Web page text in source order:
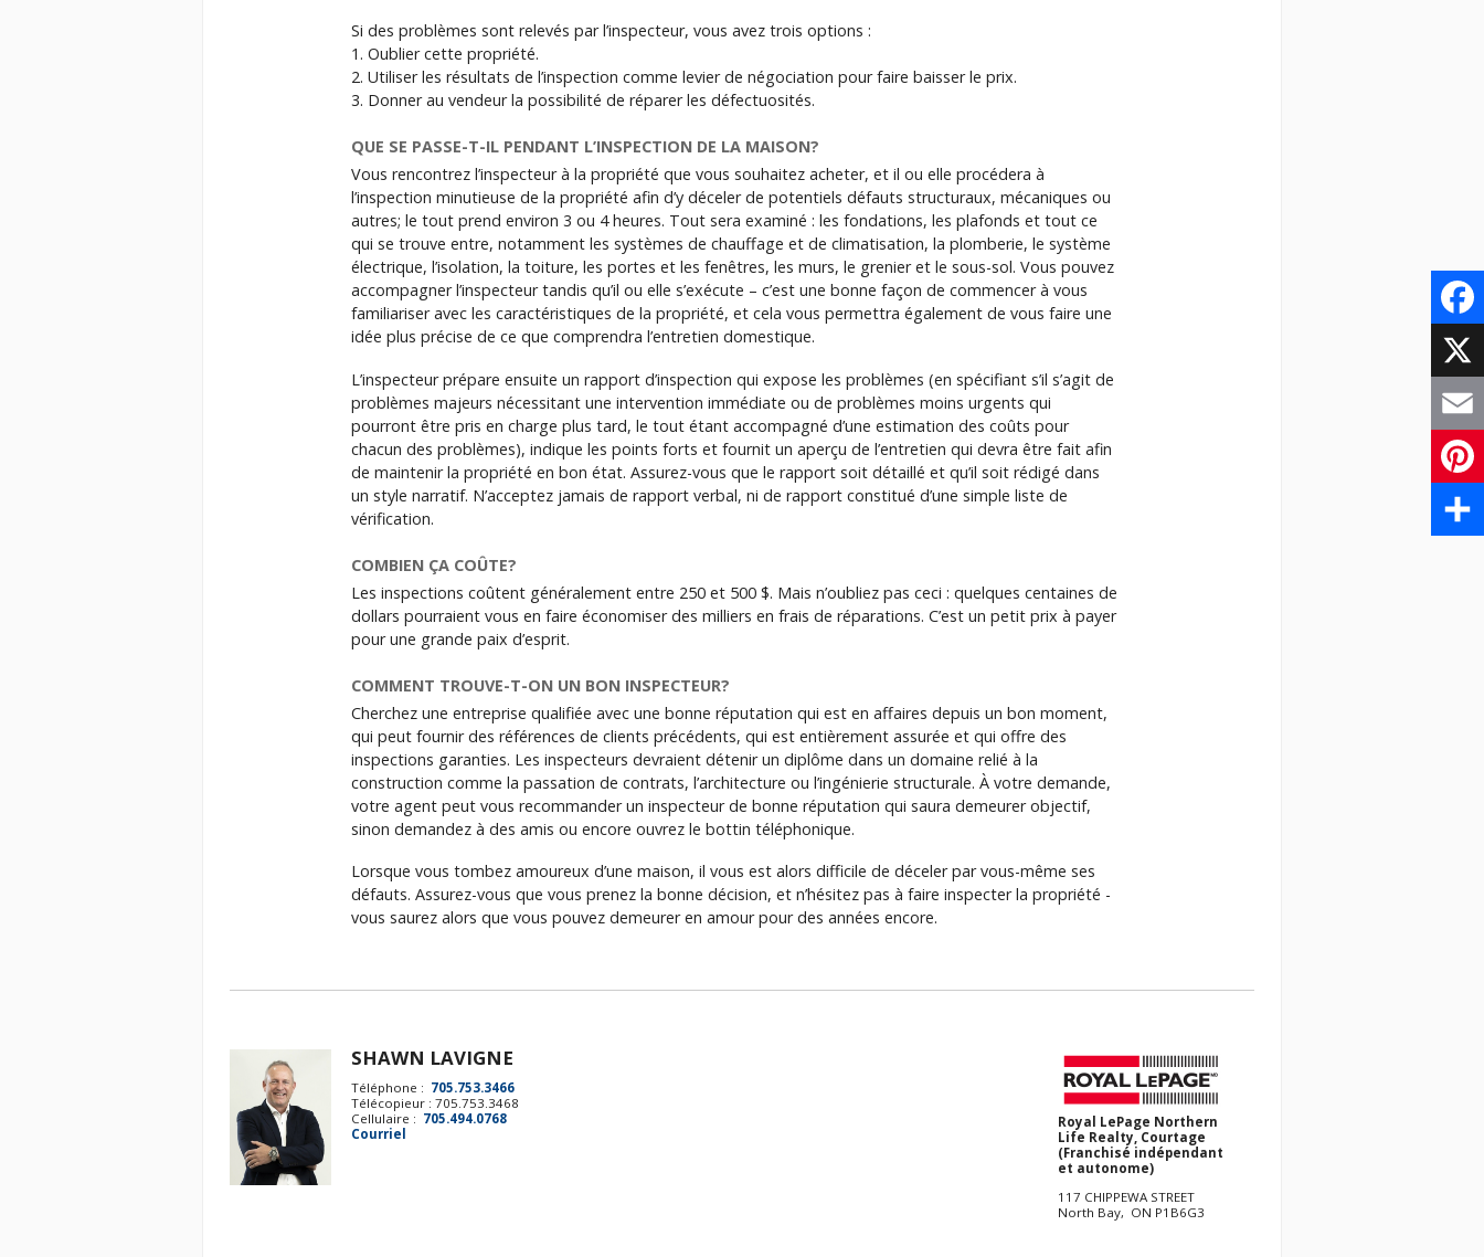
Si des problèmes sont relevés par l’inspecteur, vous avez trois options :
1. Oublier cette propriété.
2. Utiliser les résultats de l’inspection comme levier de négociation pour faire baisser le prix.
3. Donner au vendeur la possibilité de réparer les défectuosités.
QUE SE PASSE-T-IL PENDANT L’INSPECTION DE LA MAISON?
Vous rencontrez l’inspecteur à la propriété que vous souhaitez acheter, et il ou elle procédera à
l’inspection minutieuse de la propriété afin d’y déceler de potentiels défauts structuraux, mécaniques ou
autres; le tout prend environ 3 ou 4 heures. Tout sera examiné : les fondations, les plafonds et tout ce
qui se trouve entre, notamment les systèmes de chauffage et de climatisation, la plomberie, le système
électrique, l’isolation, la toiture, les portes et les fenêtres, les murs, le grenier et le sous-sol. Vous pouvez
accompagner l’inspecteur tandis qu’il ou elle s’exécute – c’est une bonne façon de commencer à vous
familiariser avec les caractéristiques de la propriété, et cela vous permettra également de vous faire une
idée plus précise de ce que comprendra l’entretien domestique.
L’inspecteur prépare ensuite un rapport d’inspection qui expose les problèmes (en spécifiant s’il s’agit de
problèmes majeurs nécessitant une intervention immédiate ou de problèmes moins urgents qui
pourront être pris en charge plus tard, le tout étant accompagné d’une estimation des coûts pour
chacun des problèmes), indique les points forts et fournit un aperçu de l’entretien qui devra être fait afin
de maintenir la propriété en bon état. Assurez-vous que le rapport soit détaillé et qu’il soit rédigé dans
un style narratif. N’acceptez jamais de rapport verbal, ni de rapport constitué d’une simple liste de
vérification.
COMBIEN ÇA COÛTE?
Les inspections coûtent généralement entre 250 et 500 $. Mais n’oubliez pas ceci : quelques centaines de
dollars pourraient vous en faire économiser des milliers en frais de réparations. C’est un petit prix à payer
pour une grande paix d’esprit.
COMMENT TROUVE-T-ON UN BON INSPECTEUR?
Cherchez une entreprise qualifiée avec une bonne réputation qui est en affaires depuis un bon moment,
qui peut fournir des références de clients précédents, qui est entièrement assurée et qui offre des
inspections garanties. Les inspecteurs devraient détenir un diplôme dans un domaine relié à la
construction comme la passation de contrats, l’architecture ou l’ingénierie structurale. À votre demande,
votre agent peut vous recommander un inspecteur de bonne réputation qui saura demeurer objectif,
sinon demandez à des amis ou encore ouvrez le bottin téléphonique.
Lorsque vous tombez amoureux d’une maison, il vous est alors difficile de déceler par vous-même ses
défauts. Assurez-vous que vous prenez la bonne décision, et n’hésitez pas à faire inspecter la propriété -
vous saurez alors que vous pouvez demeurer en amour pour des années encore.
SHAWN LAVIGNE
Téléphone : 705.753.3466
Télécopieur : 705.753.3468
Cellulaire : 705.494.0768
Courriel
Royal LePage Northern
Life Realty, Courtage
(Franchisé indépendant
et autonome)
117 CHIPPEWA STREET
North Bay, ON P1B6G3
X
Email